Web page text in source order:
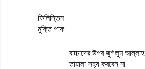
ফিলিস্তিন
মুক্তি পাক
বাচ্চাদের উপর জু*লুম আল্লাহ
তায়ালা সহ্য করবেন না